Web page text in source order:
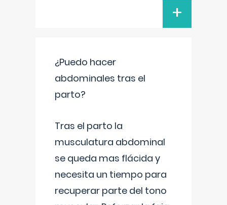
+
¿Puedo hacer
abdominales tras el
parto?
Tras el parto la
musculatura abdominal
se queda mas flácida y
necesita un tiempo para
recuperar parte del tono